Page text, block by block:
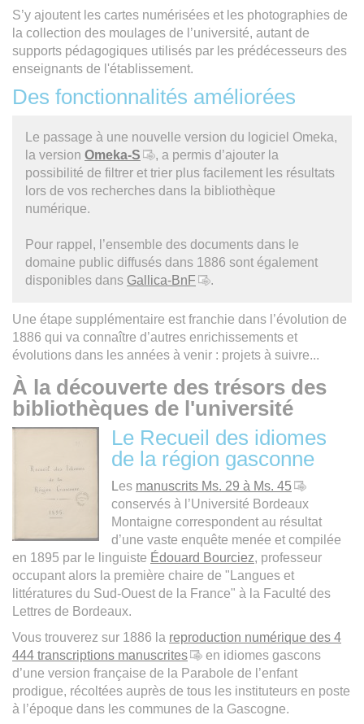
S’y ajoutent les cartes numérisées et les photographies de
la collection des moulages de l’université, autant de
supports pédagogiques utilisés par les prédécesseurs des
enseignants de l'établissement.
Des fonctionnalités améliorées
Le passage à une nouvelle version du logiciel Omeka,
la version Omeka-S
, a permis d’ajouter la
possibilité de filtrer et trier plus facilement les résultats
lors de vos recherches dans la bibliothèque
numérique.
Pour rappel, l’ensemble des documents dans le
domaine public diffusés dans 1886 sont également
disponibles dans Gallica-BnF .
Une étape supplémentaire est franchie dans l’évolution de
1886 qui va connaître d’autres enrichissements et
évolutions dans les années à venir : projets à suivre...
À la découverte des trésors des
bibliothèques de l'université
Le Recueil des idiomes
de la région gasconne
Les manuscrits Ms. 29 à Ms. 45
conservés à l’Université Bordeaux
Montaigne correspondent au résultat
d’une vaste enquête menée et compilée
en 1895 par le linguiste Édouard Bourciez, professeur
occupant alors la première chaire de "Langues et
littératures du Sud-Ouest de la France" à la Faculté des
Lettres de Bordeaux.
Vous trouverez sur 1886 la reproduction numérique des 4
444 transcriptions manuscrites
en idiomes gascons
d’une version française de la Parabole de l’enfant
prodigue, récoltées auprès de tous les instituteurs en poste
à l’époque dans les communes de la Gascogne.